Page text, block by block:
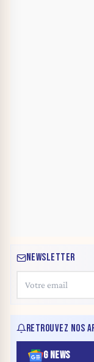
NEWSLETTER
RETROUVEZ NOS
G NEWS